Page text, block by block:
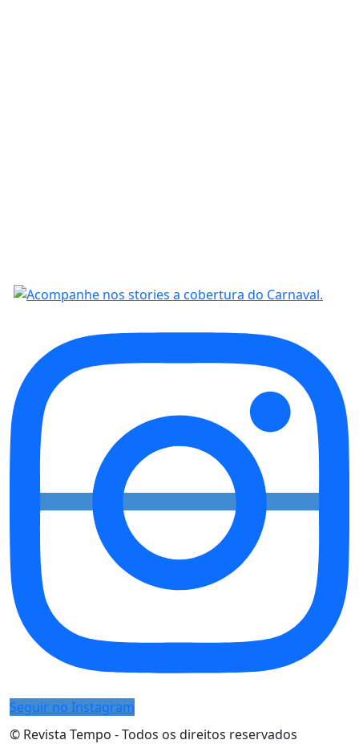
Seguir no Instagram
© Revista Tempo - Todos os direitos reservados